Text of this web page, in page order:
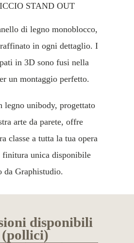
STAND OUT
di legno monoblocco,
in ogni dettaglio. I
in 3D sono fusi nella
un montaggio perfetto.
legno unibody, progettato
arte da parete, offre
classe a tutta la tua opera
finitura unica disponibile
da Graphistudio.
disponibili
(pollici)